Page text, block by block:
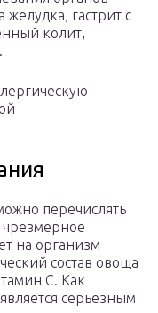
гастрит с
колит,
перечислять
чрезмерное
на организм
состав овоща
С. Как
серьезным